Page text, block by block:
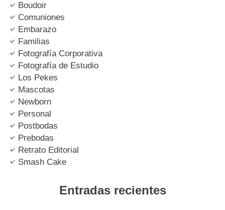
Boudoir
Comuniones
Embarazo
Familias
Fotografía Corporativa
Fotografía de Estudio
Los Pekes
Mascotas
Newborn
Personal
Postbodas
Prebodas
Retrato Editorial
Smash Cake
Entradas recientes